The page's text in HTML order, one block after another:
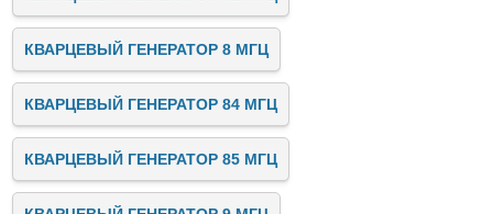
КВАРЦЕВЫЙ ГЕНЕРАТОР 8 МГЦ
КВАРЦЕВЫЙ ГЕНЕРАТОР 84 МГЦ
КВАРЦЕВЫЙ ГЕНЕРАТОР 85 МГЦ